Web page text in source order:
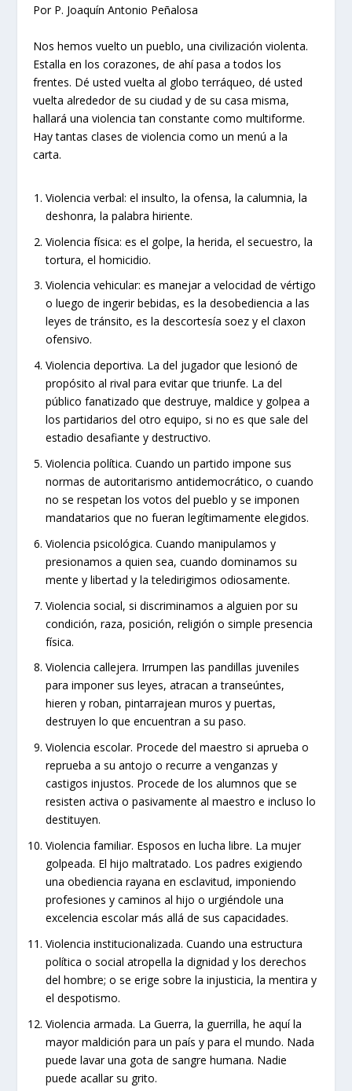
Por P. Joaquín Antonio Peñalosa
Nos hemos vuelto un pueblo, una civilización violenta.
Estalla en los corazones, de ahí pasa a todos los
frentes. Dé usted vuelta al globo terráqueo, dé usted
vuelta alrededor de su ciudad y de su casa misma,
hallará una violencia tan constante como multiforme.
Hay tantas clases de violencia como un menú a la
carta.
Violencia verbal: el insulto, la ofensa, la calumnia, la
deshonra, la palabra hiriente.
Violencia física: es el golpe, la herida, el secuestro, la
tortura, el homicidio.
Violencia vehicular: es manejar a velocidad de vértigo
o luego de ingerir bebidas, es la desobediencia a las
leyes de tránsito, es la descortesía soez y el claxon
ofensivo.
Violencia deportiva. La del jugador que lesionó de
propósito al rival para evitar que triunfe. La del
público fanatizado que destruye, maldice y golpea a
los partidarios del otro equipo, si no es que sale del
estadio desafiante y destructivo.
Violencia política. Cuando un partido impone sus
normas de autoritarismo antidemocrático, o cuando
no se respetan los votos del pueblo y se imponen
mandatarios que no fueran legítimamente elegidos.
Violencia psicológica. Cuando manipulamos y
presionamos a quien sea, cuando dominamos su
mente y libertad y la teledirigimos odiosamente.
Violencia social, si discriminamos a alguien por su
condición, raza, posición, religión o simple presencia
física.
Violencia callejera. Irrumpen las pandillas juveniles
para imponer sus leyes, atracan a transeúntes,
hieren y roban, pintarrajean muros y puertas,
destruyen lo que encuentran a su paso.
Violencia escolar. Procede del maestro si aprueba o
reprueba a su antojo o recurre a venganzas y
castigos injustos. Procede de los alumnos que se
resisten activa o pasivamente al maestro e incluso lo
destituyen.
Violencia familiar. Esposos en lucha libre. La mujer
golpeada. El hijo maltratado. Los padres exigiendo
una obediencia rayana en esclavitud, imponiendo
profesiones y caminos al hijo o urgiéndole una
excelencia escolar más allá de sus capacidades.
Violencia institucionalizada. Cuando una estructura
política o social atropella la dignidad y los derechos
del hombre; o se erige sobre la injusticia, la mentira y
el despotismo.
Violencia armada. La Guerra, la guerrilla, he aquí la
mayor maldición para un país y para el mundo. Nada
puede lavar una gota de sangre humana. Nadie
puede acallar su grito.